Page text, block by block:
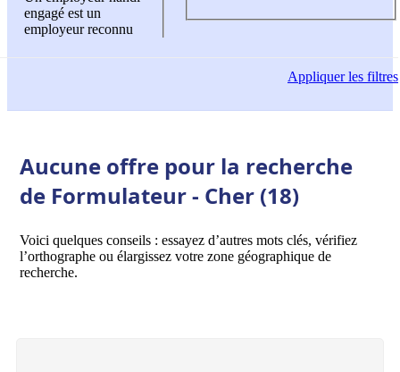
engagé est un
employeur reconnu
Appliquerles filtres
Aucune offre pour la recherche
de Formulateur - Cher (18)
Voici quelques conseils : essayez d’autres mots clés, vérifiez
l’orthographe ou élargissez votre zone géographique de
recherche.